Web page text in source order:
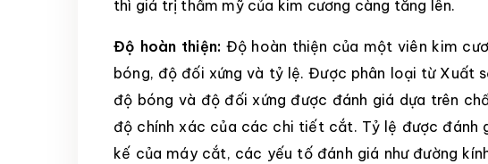
thì giá trị thẩm mỹ của kim cương càng tăng lên.
Độ hoàn thiện: Độ hoàn thiện của một viên kim
bóng, độ đối xứng và tỷ lệ. Được phân loại từ Xuất
độ bóng và độ đối xứng được đánh giá dựa trên
độ chính xác của các chi tiết cắt. Tỷ lệ được đánh
kế của máy cắt, các yếu tố đánh giá như đường